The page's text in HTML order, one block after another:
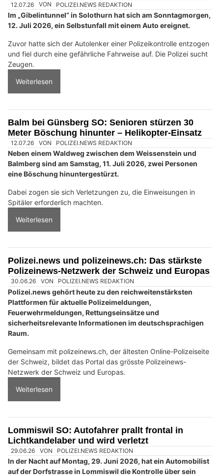
12.07.26 VON POLIZEI.NEWS REDAKTION
Im „Gibelintunnel“ in Solothurn hat sich am Sonntagmorgen,
12. Juli 2026, ein Selbstunfall mit einem Auto ereignet.
Zuvor hatte sich der Autolenker einer Polizeikontrolle entzogen
und fiel durch eine gefährliche Fahrweise auf. Die Polizei sucht
Zeugen.
Weiterlesen
Balm bei Günsberg SO: Senioren stürzen 30
Meter Böschung hinunter – Helikopter-Einsatz
12.07.26 VON POLIZEI.NEWS REDAKTION
Neben einem Waldweg zwischen dem Weissenstein und
Balmberg sind am Samstag, 11. Juli 2026, zwei Personen
eine Böschung hinuntergestürzt.
Dabei zogen sie sich Verletzungen zu, die Einweisungen in
Spitäler erforderlich machten.
Weiterlesen
Polizei.news und polizeinews.ch: Das stärkste
Polizeinews-Netzwerk der Schweiz und Europas
30.06.26 VON POLIZEI.NEWS REDAKTION
Polizei.news gehört heute zu den reichweitenstärksten
Plattformen für aktuelle Polizeimeldungen,
Feuerwehrmeldungen, Rettungseinsätze und
sicherheitsrelevante Informationen im deutschsprachigen
Raum.
Gemeinsam mit polizeinews.ch, der ältesten Online-Polizeiseite
der Schweiz, bildet das Portal das grösste Polizeinews-
Netzwerk der Schweiz und Europas.
Weiterlesen
Lommiswil SO: Autofahrer prallt frontal in
Lichtkandelaber und wird verletzt
29.06.26 VON POLIZEI.NEWS REDAKTION
In der Nacht auf Montag, 29. Juni 2026, hat ein Automobilist
auf der Dorfstrasse in Lommiswil die Kontrolle über sein